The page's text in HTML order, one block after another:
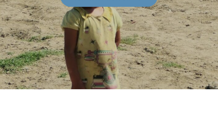
SPENDEN